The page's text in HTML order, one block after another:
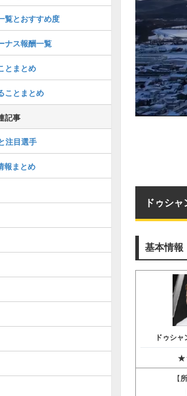
ドゥシ
基本情報
ドゥシ
【
覧とおすすめ度
ナス報酬一覧
とまとめ
ことまとめ
記事
注目選手
報まとめ